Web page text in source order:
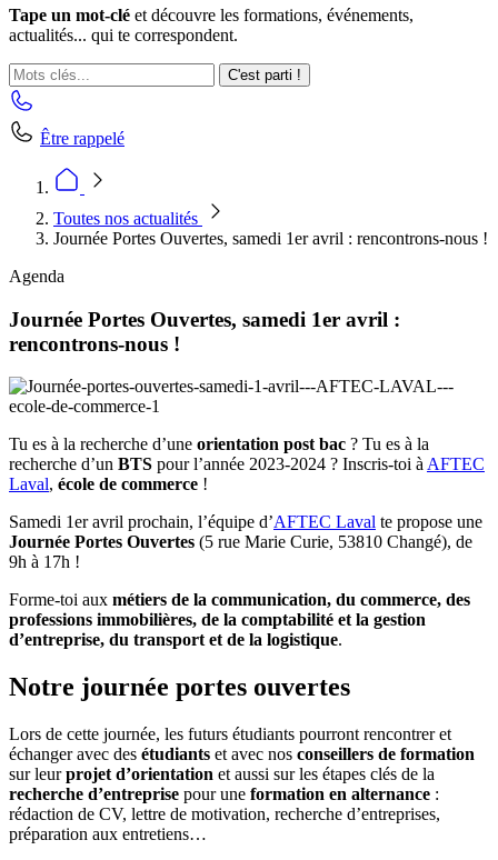
Tape un mot-clé et découvre les formations, événements,
actualités... qui te correspondent.
C'est parti !
Être rappelé
Toutes nos actualités
Journée Portes Ouvertes, samedi 1er avril : rencontrons-nous !
Agenda
Journée Portes Ouvertes, samedi 1er avril :
rencontrons-nous !
Tu es à la recherche d’une orientation post bac ? Tu es à la
recherche d’un BTS pour l’année 2023-2024 ? Inscris-toi àAFTEC
Laval, école de commerce !
Samedi 1er avril prochain, l’équipe d’AFTEC Laval te propose une
Journée Portes Ouvertes (5 rue Marie Curie, 53810 Changé), de
9h à 17h !
Forme-toi aux métiers de la communication, du commerce, des
professions immobilières, de la comptabilité et la gestion
d’entreprise, du transport et de la logistique.
Notre journée portes ouvertes
Lors de cette journée, les futurs étudiants pourront rencontrer et
échanger avec des étudiants et avec nos conseillers de formation
sur leurprojet d’orientation et aussi sur les étapes clés de la
recherche d’entreprise pour une formation en alternance :
rédaction de CV, lettre de motivation, recherche d’entreprises,
préparation aux entretiens…